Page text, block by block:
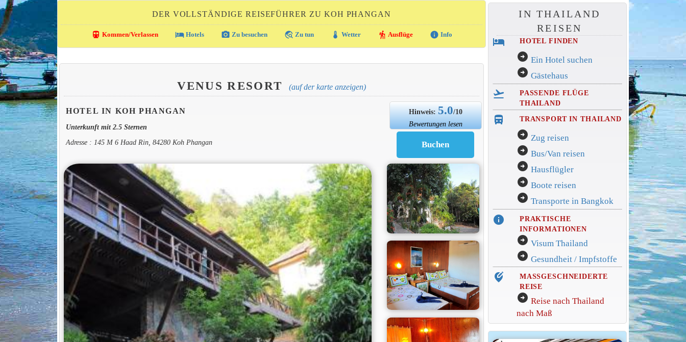
DER VOLLSTÄNDIGE REISEFÜHRER ZU KOH PHANGAN
directions_transit Kommen/Verlassen local_hotelHotels photo_camera Zu besuchen travel_explore Zu tun thermostat Wetter hiking Ausflüge info Info
VENUS RESORT (auf der karte anzeigen)
HOTEL IN KOH PHANGAN
Unterkunft mit 2.5 Sternen
Adresse : 145 M 6 Haad Rin, 84280 Koh Phangan
Hinweis:5.0/10
Bewertungen lesen
IN THAILAND
REISEN
hotel HOTEL FINDEN
arrow_circle_right Ein Hotel suchen
arrow_circle_right Gästehaus
flight_takeoff
PASSENDE FLÜGE
THAILAND
directions_bus_filled TRANSPORT IN THAILAND
arrow_circle_right Zug reisen
arrow_circle_right Bus/Van reisen
arrow_circle_right Hausflügler
arrow_circle_right Boote reisen
arrow_circle_right Transporte in Bangkok
info
PRAKTISCHE
INFORMATIONEN
arrow_circle_right Visum Thailand
arrow_circle_right Gesundheit / Impfstoffe
edit_location_alt
MASSGESCHNEIDERTE
REISE
arrow_circle_right Reise nach Thailand
nach Maß